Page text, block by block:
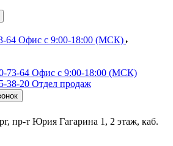
64 Офис с 9:00-18:00 (МСК)
73-64 Офис с 9:00-18:00 (МСК)
38-20 Отдел продаж
пр-т Юрия Гагарина 1, 2 этаж, каб.